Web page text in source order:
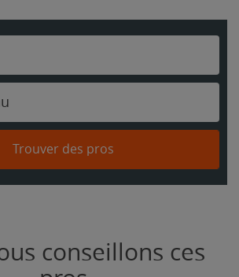
Trouver des pros
conseillons ces